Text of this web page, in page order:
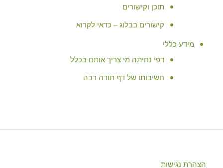
תוכן וקישורים
קישורים בבלוג – כדאי לקרוא
מידע כללי
דפי נחיתה מי צריך אותם בכלל
חשיבותו של דף תודה רבה
הצהרת נגישות